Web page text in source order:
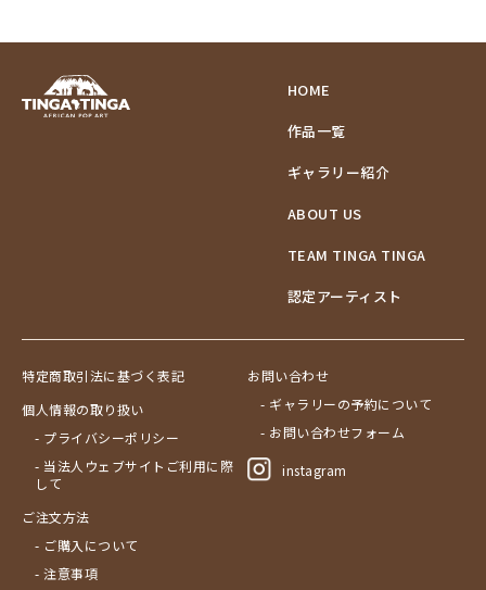
HOME
作品一覧
ギャラリー紹介
ABOUT US
TEAM TINGA TINGA
認定アーティスト
特定商取引法に基づく表記
個人情報の取り扱い
- プライバシーポリシー
- 当法人ウェブサイトご利用に際
して
ご注文方法
- ご購入について
- 注意事項
お問い合わせ
- ギャラリーの予約について
- お問い合わせフォーム
instagram